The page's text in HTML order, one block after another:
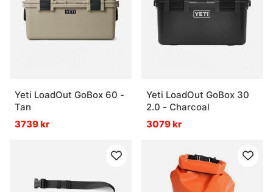
Yeti LoadOut GoBox 60 -
Tan
3739 kr
Yeti LoadOut GoBox 30
2.0 - Charcoal
3079 kr